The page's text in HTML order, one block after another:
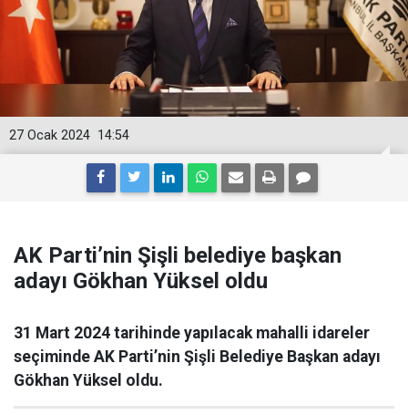
14:54
27 Ocak 2024
AK Parti’nin Şişli belediye başkan
adayı Gökhan Yüksel oldu
31 Mart 2024 tarihinde yapılacak mahalli idareler
seçiminde AK Parti’nin Şişli Belediye Başkan adayı
Gökhan Yüksel oldu.